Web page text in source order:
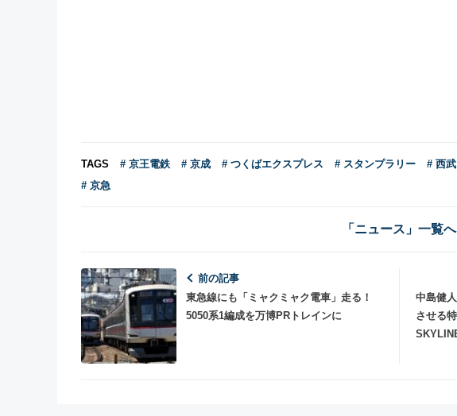
TAGS # 京王電鉄 # 京成 # つくばエクスプレス # スタンプラリー # 西武
# 京急
「ニュース」一覧へ
前の記事
東急線にも「ミャクミャク電車」走る！
5050系1編成を万博PRトレインに
中島健
させる